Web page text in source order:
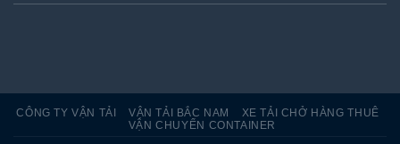
CÔNG TY VẬN TẢI VẬN TẢI BẮC NAM
XE TẢI CHỞ HÀNG THUÊ
VẬN CHUYỂN CONTAINER